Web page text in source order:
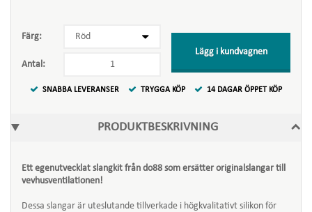
Färg:
Antal:
Lägg i kundvagnen
SNABBA LEVERANSER TRYGGA KÖP 14 DAGAR ÖPPET KÖP
PRODUKTBESKRIVNING
Ett egenutvecklat slangkit från do88 som ersätter originalslangar till
vevhusventilationen!
Dessa slangar är uteslutande tillverkade i högkvalitativt silikon för